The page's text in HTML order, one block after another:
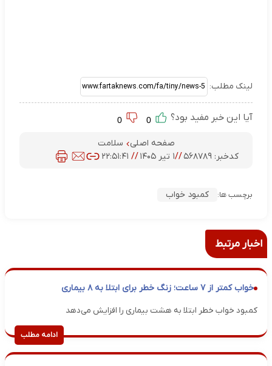
لینک مطلب:
آیا این خبر مفید بود؟
صفحه اصلی
سلامت
کدخبر:۵۶۸۷۸۹ //۱ تیر ۱۴۰۵ // ۲۲:۵۱:۴۱
برچسب ها: کمبود خواب
اخبار مرتبط
خواب کمتر از ۷ ساعت؛ زنگ خطر برای ابتلا به ۸ بیماری
کمبود خواب خطر ابتلا به هشت بیماری را افزایش می‌دهد
ادامه مطلب